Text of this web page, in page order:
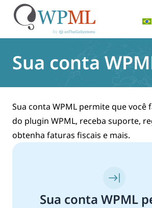
paraSua conta
Sua conta WPML permite que você
do plugin WPML, receba suporte,
obtenha faturas fiscais e mais.
Sua conta WPML